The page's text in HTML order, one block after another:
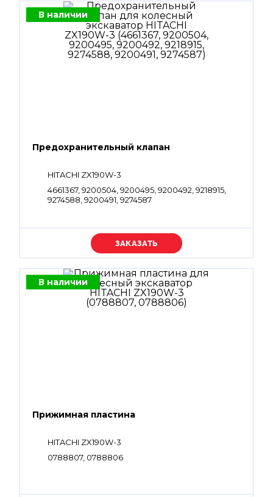
В наличии
Предохранительный клапан
HITACHI ZX190W-3
4661367, 9200504, 9200495, 9200492, 9218915,
9274588, 9200491, 9274587
Уточняйте цену
В наличии
Прижимная пластина
HITACHI ZX190W-3
0788807, 0788806